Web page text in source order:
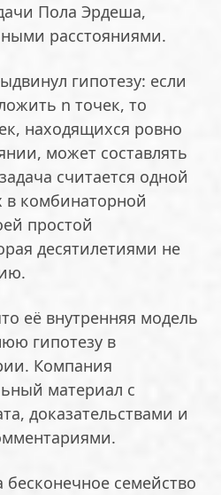
Пола Эрдеша,
расстояниями.
гипотезу: если
n точек, то
находящихся ровно
может составлять
считается одной
в комбинаторной
простой
десятилетиями не
её внутренняя модель
гипотезу в
Компания
материал с
доказательствами и
семейство